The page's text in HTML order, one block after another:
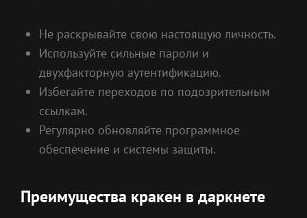
Не раскрывайте свою настоящую личность.
Используйте сильные пароли и
двухфакторную аутентификацию.
Избегайте переходов по подозрительным
ссылкам.
Регулярно обновляйте программное
обеспечение и системы защиты.
Преимущества кракен в даркнете